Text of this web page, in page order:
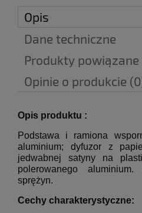
Opis
Dane techniczne
Produkty powiązane
Opinie o produkcie
Opis produktu :
Podstawa i ramiona
aluminium;
dyfuzor z
jedwabnej satyny na
polerowanego aluminium.
sprężyn.
Cechy charakterystyczne: